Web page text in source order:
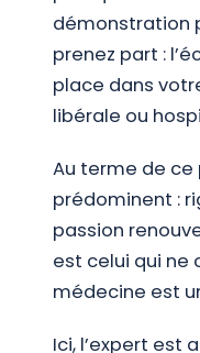
démonstration
prenez part :
place dans
libérale ou
Au terme de ce
prédominent :
passion
est celui qui ne
médecine est
Ici, l’expert est